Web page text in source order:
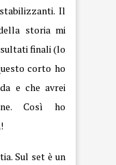
Il
storia mi
finali (lo
corto ho
e che avrei
Così ho
Sul set è un